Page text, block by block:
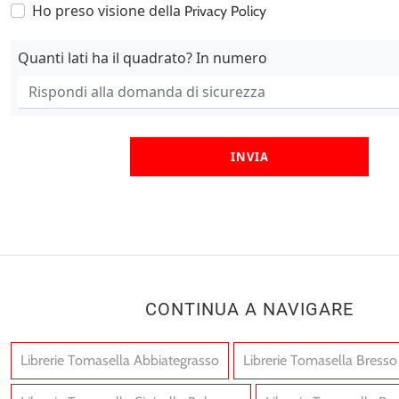
Ho preso visione della Privacy Policy
Quanti lati ha il quadrato? In numero
INVIA
CONTINUA A NAVIGARE
Librerie Tomasella Abbiategrasso Librerie Tomasella Bresso